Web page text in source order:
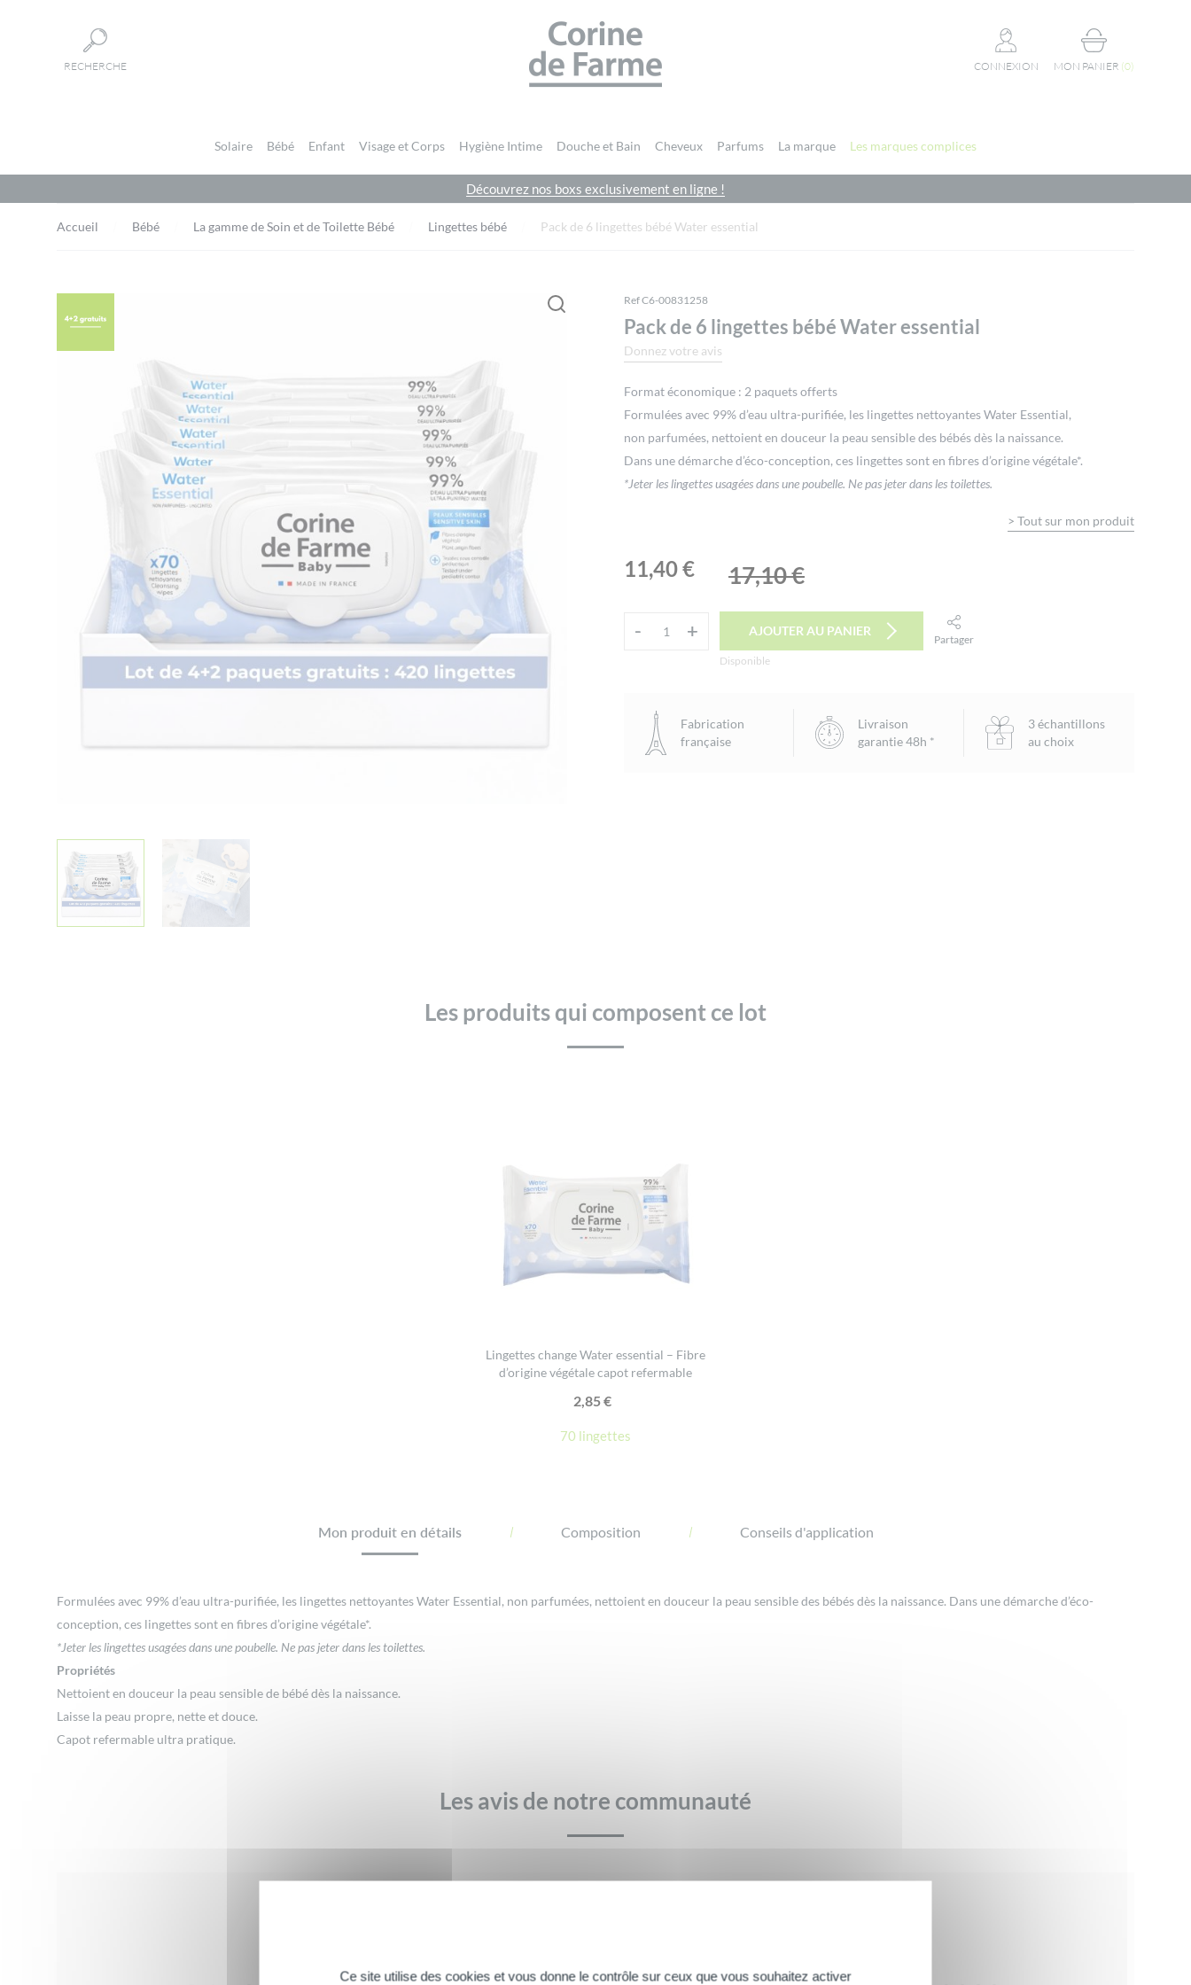
RECHERCHE
CORINE DE FARME SITE OFFICIEL
CONNEXION MON PANIER (0)
Solaire Bébé Enfant Visage et Corps Hygiène Intime Douche et Bain Cheveux Parfums La marque Les marques complices
Découvrez nos boxs exclusivement en ligne !
Accueil Bébé La gamme de Soin et de Toilette Bébé Lingettes bébé Pack de 6 lingettes bébé Water essential
Ref C6-00831258
Pack de 6 lingettes bébé Water essential
Donnez votre avis
Format économique : 2 paquets offerts
Formulées avec 99% d’eau ultra-purifiée, les lingettes nettoyantes Water Essential,
non parfumées, nettoient en douceur la peau sensible des bébés dès la naissance.
Dans une démarche d’éco-conception, ces lingettes sont en fibres d’origine végétale*.
*Jeter les lingettes usagées dans une poubelle. Ne pas jeter dans les toilettes.
> Tout sur mon produit
17,10€
Le
initial
11,40€
actuel
est :
-
quantité
lingettes
- +
+ AJOUTER AU PANIER
Disponible
Partager
Fabrication
française
Livraison
garantie 48h *
3 échantillons
au choix
Les produits qui composent ce lot
Lingettes change Water essential – Fibre
d’origine végétale capot refermable
2,85€
70 lingettes
Mon produit en détails Composition Conseils d'application
Formulées avec 99% d’eau ultra-purifiée, les lingettes nettoyantes Water Essential, non parfumées, nettoient en douceur la peau sensible des bébés dès la naissance. Dans une démarche d’éco-
conception, ces lingettes sont en fibres d’origine végétale*.
*Jeter les lingettes usagées dans une poubelle. Ne pas jeter dans les toilettes.
Propriétés
Nettoient en douceur la peau sensible de bébé dès la naissance.
Laisse la peau propre, nette et douce.
Capot refermable ultra pratique.
Les avis de notre communauté
Ce site utilise des cookies et vous donne le contrôle sur ceux que vous souhaitez activer